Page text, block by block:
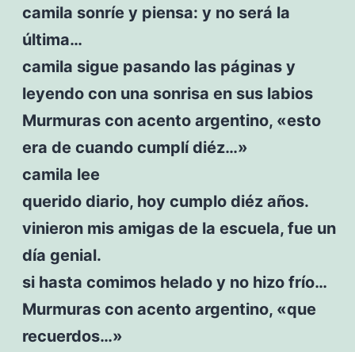
camila sonríe y piensa: y no será la
última…
camila sigue pasando las páginas y
leyendo con una sonrisa en sus labios
Murmuras con acento argentino, «esto
era de cuando cumplí diéz…»
camila lee
querido diario, hoy cumplo diéz años.
vinieron mis amigas de la escuela, fue un
día genial.
si hasta comimos helado y no hizo frío…
Murmuras con acento argentino, «que
recuerdos…»